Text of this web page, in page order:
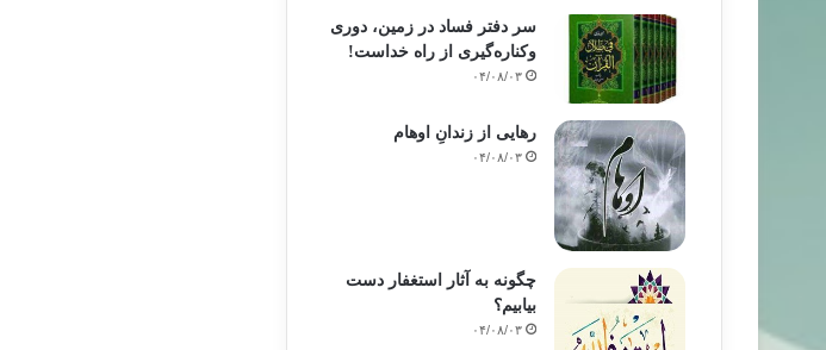
سر دفتر فساد در زمین‌، دوری
وکناره‌گیری از راه خداست‌!
۰۴/۰۸/۰۳
رهایی از زندانِ اوهام
۰۴/۰۸/۰۳
چگونه به آثار استغفار دست
بیابیم؟
۰۴/۰۸/۰۳